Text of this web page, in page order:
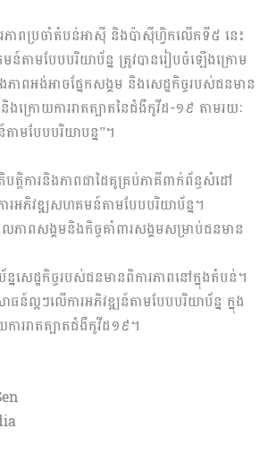
ាពប្រចាំតំបន់អាស៊ី និងប៉ាស៊ីហ្វិកលើកទី៥ នេះ
ន៍តាមបែបបរិយាប័ន្ន ត្រូវបានរៀបចំឡើងក្រោម
ភាពអង់អាចផ្នែកសង្គម និងសេដ្ឋកិច្ចរបស់ជនមាន
ងក្រោយការរាតត្បាតនៃជំងឺកូវីដ-១៩ តាមរយៈ
ាមបែបបរិយាបន្ន”។
តិការនិងភាពជាដៃគូគ្រប់ភាគីពាក់ព័ន្ធសំដៅ
ារអភិវឌ្ឍសហគមន៍តាមបែបបរិយាប័ន្ន។
ាពសង្គមនិងកិច្ចគាំពារសង្គមសម្រាប់ជនមាន
ន្នសេដ្ឋកិច្ចរបស់ជនមានពិការភាពនៅក្នុងតំបន់។
ល្អៗលើការអភិវឌ្ឍន៍តាមបែបបរិយាប័ន្ន ក្នុង
ររាតត្បាតជំងឺកូវីដ១៩។